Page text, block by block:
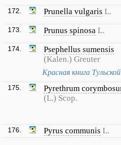
172. Prunella vulgaris L.
173. Prunus spinosa L.
174.
Psephellus sumensis
(Kalen.) Greuter
Красная книга
175.
Pyrethrum
(L.) Scop.
176. Pyrus communis L.